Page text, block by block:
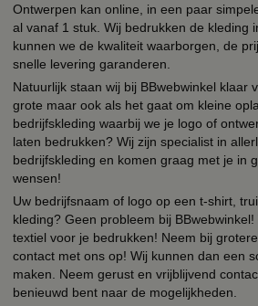
Ontwerpen kan online, in een paar
al vanaf 1 stuk. Wij bedrukken de kleding
kunnen we de kwaliteit waarborgen, de
snelle levering garanderen.
Natuurlijk staan wij bij BBwebwinkel klaar
grote maar ook als het gaat om kleine
bedrijfskleding waarbij we je logo of
laten bedrukken? Wij zijn specialist in
bedrijfskleding en komen graag met je in
wensen!
Uw bedrijfsnaam of logo op een t-shirt,
kleding? Geen probleem bij
textiel voor je bedrukken! Neem bij
contact met ons op! Wij kunnen dan een
maken. Neem gerust en vrijblijvend
benieuwd bent naar de mogelijkheden.